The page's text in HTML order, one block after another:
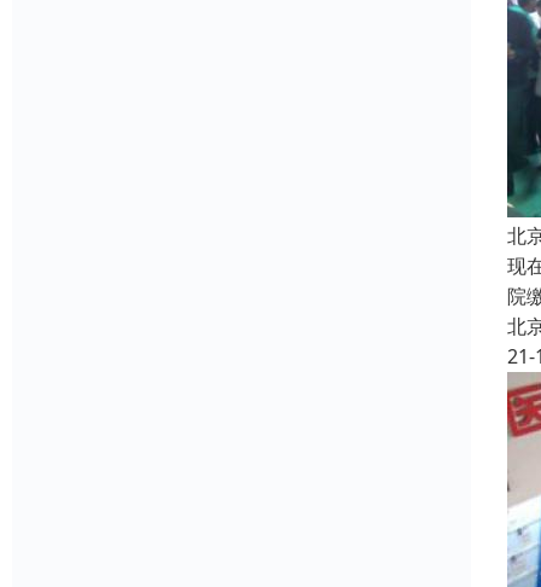
北
现
院
北
21-